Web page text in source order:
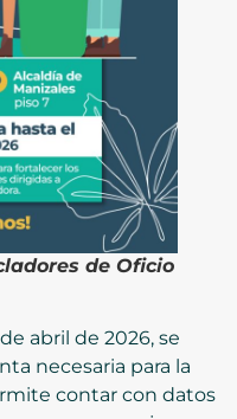
de Oficio
abril de 2026, se
necesaria para la
contar con datos